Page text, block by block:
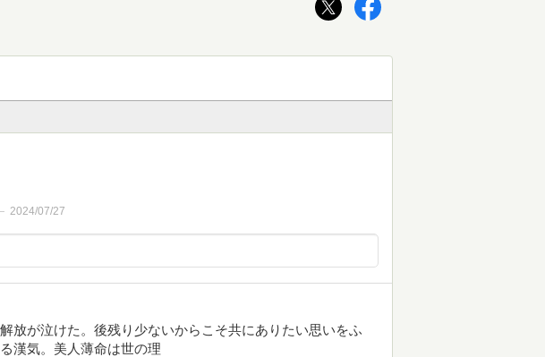
2024/07/27
放が泣けた。後残り少ないからこそ共にありたい思いをふ
漢気。美人薄命は世の理